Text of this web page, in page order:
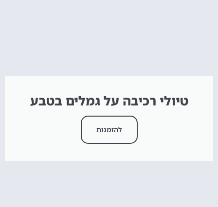
טיולי רכיבה על גמלים בטבע
להזמנות